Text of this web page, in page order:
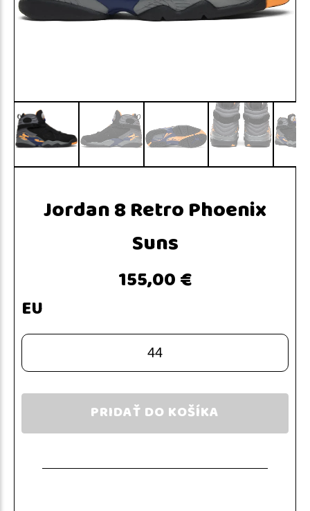
Jordan 8 Retro Phoenix
Suns
155,00 €
EU
44
PRIDAŤ DO KOŠÍKA